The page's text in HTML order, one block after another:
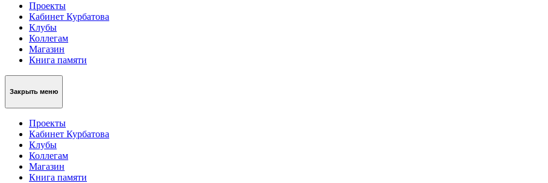
Проекты
Кабинет Курбатова
Клубы
Коллегам
Магазин
Книга памяти
Закрыть меню
Проекты
Кабинет Курбатова
Клубы
Коллегам
Магазин
Книга памяти